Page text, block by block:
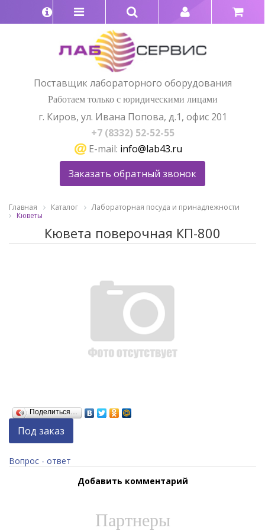
Поставщик лабораторного оборудования
Работаем только с юридическими лицами
г. Киров, ул. Ивана Попова, д.1, офис 201
+7 (8332) 52-52-55
E-mail: info@lab43.ru
Заказать обратный звонок
Главная Каталог
Лабораторная посуда и принадлежности
Кюветы
Кювета поверочная КП-800
Поделиться…
Под заказ
Вопрос - ответ
Добавить комментарий
Партнеры